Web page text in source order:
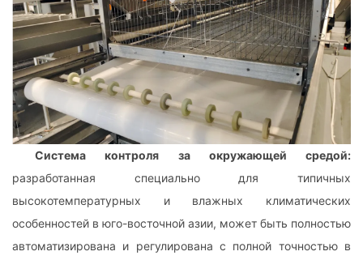
Система контроля за окружающей средой:
разработанная специально для типичных
высокотемпературных и влажных климатических
особенностей в юго-восточной азии, может быть полностью
автоматизирована и регулирована с полной точностью в